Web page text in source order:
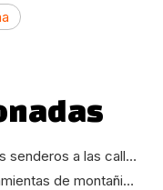
De los senderos a las calles de la ciudad: cómo seleccionar la bicicleta de montaña que realmente se adapta a sus necesidades
Herramientas de montañismo y aventura: cómo las bicicletas eléctricas de montaña cambian la experiencia del ciclismo al aire libre